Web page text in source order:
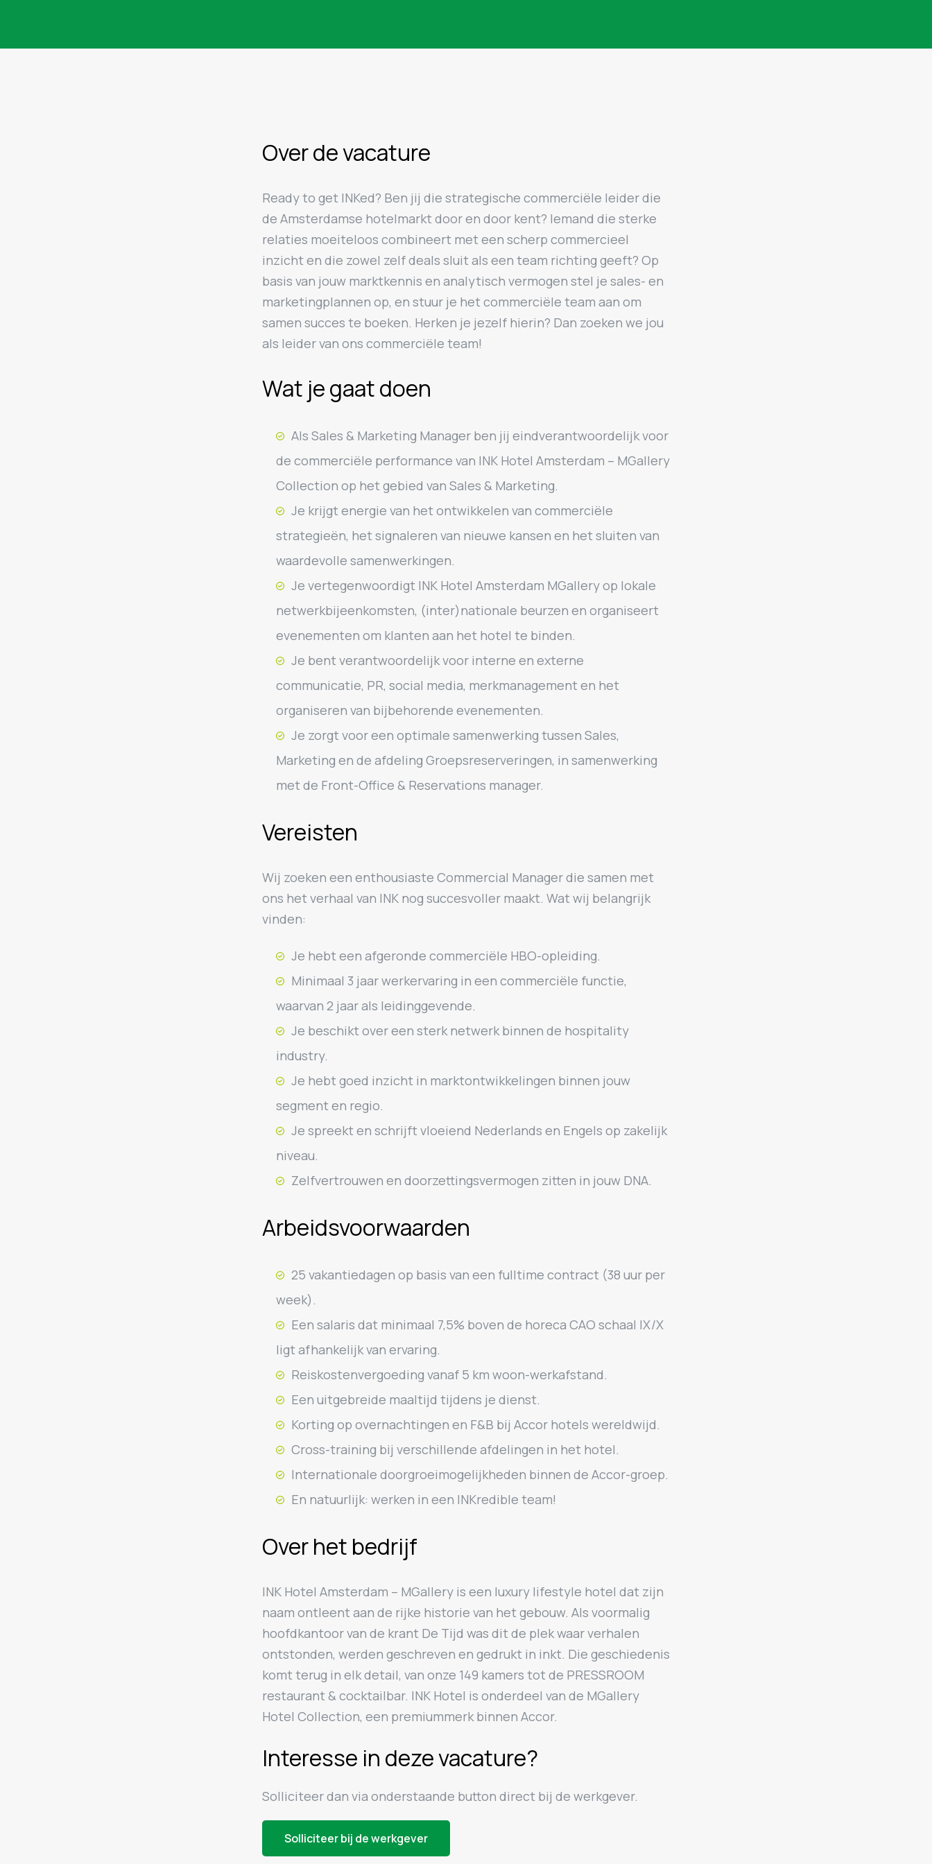
Over de vacature
Ready to get INKed? Ben jij die strategische commerciële leider die
de Amsterdamse hotelmarkt door en door kent? Iemand die sterke
relaties moeiteloos combineert met een scherp commercieel
inzicht en die zowel zelf deals sluit als een team richting geeft? Op
basis van jouw marktkennis en analytisch vermogen stel je sales- en
marketingplannen op, en stuur je het commerciële team aan om
samen succes te boeken. Herken je jezelf hierin? Dan zoeken we jou
als leider van ons commerciële team!
Wat je gaat doen
Als Sales & Marketing Manager ben jij eindverantwoordelijk voor
de commerciële performance van INK Hotel Amsterdam – MGallery
Collection op het gebied van Sales & Marketing.
Je krijgt energie van het ontwikkelen van commerciële
strategieën, het signaleren van nieuwe kansen en het sluiten van
waardevolle samenwerkingen.
Je vertegenwoordigt INK Hotel Amsterdam MGallery op lokale
netwerkbijeenkomsten, (inter)nationale beurzen en organiseert
evenementen om klanten aan het hotel te binden.
Je bent verantwoordelijk voor interne en externe
communicatie, PR, social media, merkmanagement en het
organiseren van bijbehorende evenementen.
Je zorgt voor een optimale samenwerking tussen Sales,
Marketing en de afdeling Groepsreserveringen, in samenwerking
met de Front-Office & Reservations manager.
Vereisten
Wij zoeken een enthousiaste Commercial Manager die samen met
ons het verhaal van INK nog succesvoller maakt. Wat wij belangrijk
vinden:
Je hebt een afgeronde commerciële HBO-opleiding.
Minimaal 3 jaar werkervaring in een commerciële functie,
waarvan 2 jaar als leidinggevende.
Je beschikt over een sterk netwerk binnen de hospitality
industry.
Je hebt goed inzicht in marktontwikkelingen binnen jouw
segment en regio.
Je spreekt en schrijft vloeiend Nederlands en Engels op zakelijk
niveau.
Zelfvertrouwen en doorzettingsvermogen zitten in jouw DNA.
Arbeidsvoorwaarden
25 vakantiedagen op basis van een fulltime contract (38 uur per
week).
Een salaris dat minimaal 7,5% boven de horeca CAO schaal IX/X
ligt afhankelijk van ervaring.
Reiskostenvergoeding vanaf 5 km woon-werkafstand.
Een uitgebreide maaltijd tijdens je dienst.
Korting op overnachtingen en F&B bij Accor hotels wereldwijd.
Cross-training bij verschillende afdelingen in het hotel.
Internationale doorgroeimogelijkheden binnen de Accor-groep.
En natuurlijk: werken in een INKredible team!
Over het bedrijf
INK Hotel Amsterdam – MGallery is een luxury lifestyle hotel dat zijn
naam ontleent aan de rijke historie van het gebouw. Als voormalig
hoofdkantoor van de krant De Tijd was dit de plek waar verhalen
ontstonden, werden geschreven en gedrukt in inkt. Die geschiedenis
komt terug in elk detail, van onze 149 kamers tot de PRESSROOM
restaurant & cocktailbar. INK Hotel is onderdeel van de MGallery
Hotel Collection, een premiummerk binnen Accor.
Interesse in deze vacature?
Solliciteer dan via onderstaande button direct bij de werkgever.
Solliciteer bij de werkgever